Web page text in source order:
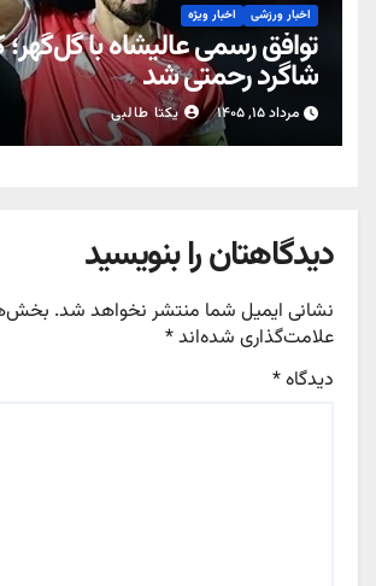
اخبار ورزشی اخبار ویژه
توافق رسمی عالیشاه با گل‌گهر؛
شاگرد رحمتی شد
مرداد ۱۵, ۱۴۰۵ یکتا طالبی
دیدگاهتان را بنویسید
نشانی ایمیل شما منتشر نخواهد شد.
علامت‌گذاری شده‌اند*
دیدگاه*